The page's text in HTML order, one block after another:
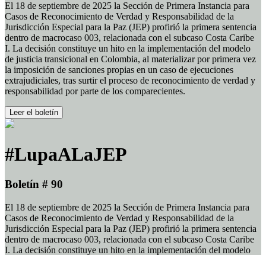
El 18 de septiembre de 2025 la Sección de Primera Instancia para
Casos de Reconocimiento de Verdad y Responsabilidad de la
Jurisdicción Especial para la Paz (JEP) profirió la primera sentencia
dentro de macrocaso 003, relacionada con el subcaso Costa Caribe
I. La decisión constituye un hito en la implementación del modelo
de justicia transicional en Colombia, al materializar por primera vez
la imposición de sanciones propias en un caso de ejecuciones
extrajudiciales, tras surtir el proceso de reconocimiento de verdad y
responsabilidad por parte de los comparecientes.
Leer el boletín
#LupaALaJEP
Boletín # 90
El 18 de septiembre de 2025 la Sección de Primera Instancia para
Casos de Reconocimiento de Verdad y Responsabilidad de la
Jurisdicción Especial para la Paz (JEP) profirió la primera sentencia
dentro de macrocaso 003, relacionada con el subcaso Costa Caribe
I. La decisión constituye un hito en la implementación del modelo